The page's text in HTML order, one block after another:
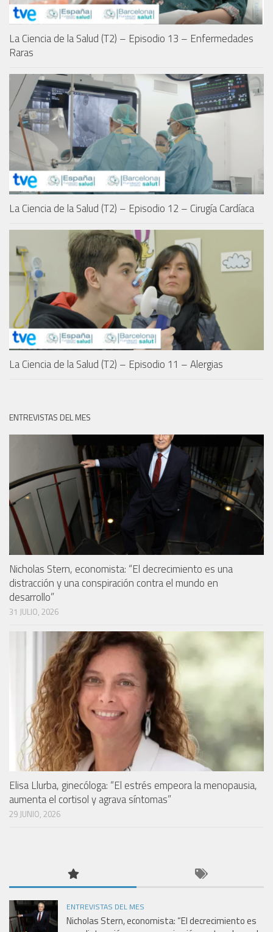
La Ciencia de la Salud (T2) – Episodio 13 – Enfermedades
Raras
La Ciencia de la Salud (T2) – Episodio 12 – Cirugía Cardíaca
La Ciencia de la Salud (T2) – Episodio 11 – Alergias
ENTREVISTAS DEL MES
Nicholas Stern, economista: “El decrecimiento es una
distracción y una conspiración contra el mundo en
desarrollo”
31 JULIO, 2026
Elisa Llurba, ginecóloga: “El estrés empeora la menopausia,
aumenta el cortisol y agrava síntomas”
29 JUNIO, 2026
ENTREVISTAS DEL MES
Nicholas Stern, economista: “El decrecimiento es